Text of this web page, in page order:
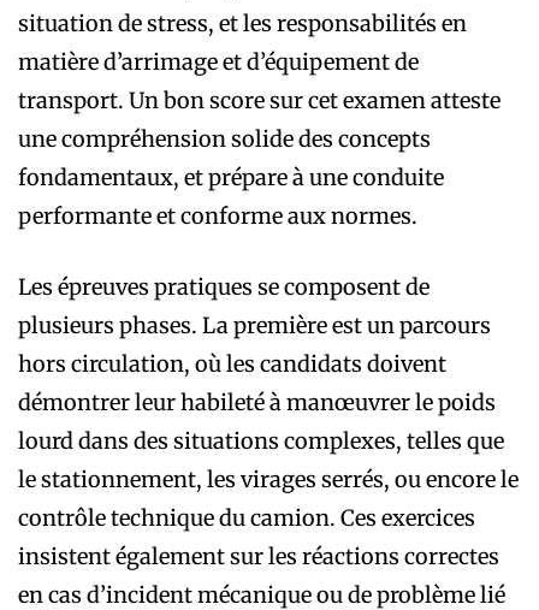
situation de stress, et les responsabilités en
matière d’arrimage et d’équipement de
transport. Un bon score sur cet examen atteste
une compréhension solide des concepts
fondamentaux, et prépare à une conduite
performante et conforme aux normes.
Les épreuves pratiques se composent de
plusieurs phases. La première est un parcours
hors circulation, où les candidats doivent
démontrer leur habileté à manœuvrer le poids
lourd dans des situations complexes, telles que
le stationnement, les virages serrés, ou encore le
contrôle technique du camion. Ces exercices
insistent également sur les réactions correctes
en cas d’incident mécanique ou de problème lié